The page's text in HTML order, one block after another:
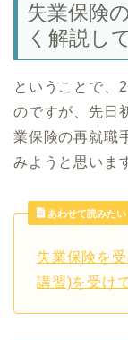
失業保険
く解説し
ということで、
のですが、先日
業保険の再就職
みようと思いま
あわせて読みたい
失業保険を
講習)を受け